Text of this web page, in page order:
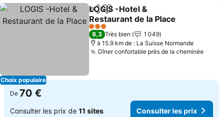
Choix populaire
PartagerAjouter à mes favoris
LOGIS -Hotel &
Restaurant de la Place
3 Étoiles
8,3 Très bien
1 049
à 15.9 km de : La Suisse Normande
Dîner confortable près de la cheminée
De 70 €
Consulter les prix de 11 sites Consulter les prix